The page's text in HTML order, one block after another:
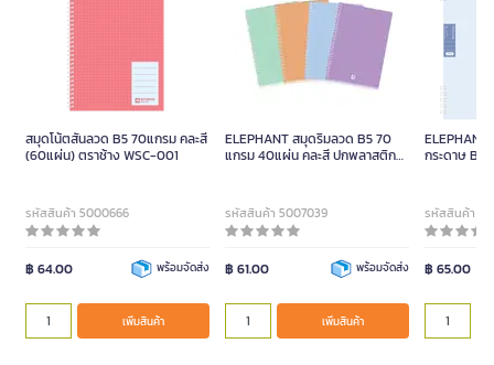
สมุดโน้ตสันลวด B5 70แกรม คละสี
(60แผ่น) ตราช้าง WSC-001
รหัสสินค้า 5000666
฿ 64.00 พร้อมจัดส่ง
เพิ่มสินค้า
ELEPHANT สมุดริมลวด B5 70
แกรม 40แผ่น คละสี ปกพลาสติก
รหัสสินค้า 5007039
฿ 61.00 พร้อมจัดส่ง
เพิ่มสินค้า
กระดาษ B5
รหัสสินค้า
฿ 65.00